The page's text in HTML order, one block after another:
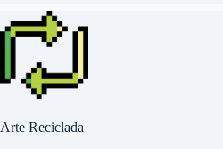
Arte Reciclada